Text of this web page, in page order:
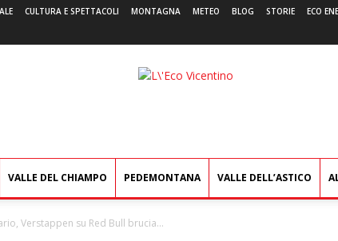
CULTURA E SPETTACOLI MONTAGNA METEO BLOG STORIE ECO
L'Eco
VALLE DEL CHIAMPO PEDEMONTANA VALLE DELL’ASTICO
Verstappen su Red Bull brucia...